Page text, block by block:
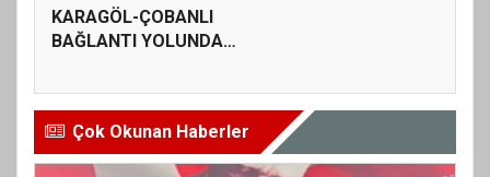
KARAGÖL-ÇOBANLI
BAĞLANTI YOLUNDA
Çok Okunan Haberler